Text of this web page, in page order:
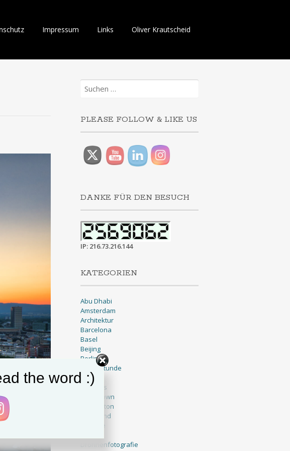
Impressum Links Oliver Krautscheid
Suchen
nach:
PLEASE FOLLOW & LIKE US
DANKE FÜR DEN BESUCH
IP: 216.73.216.144
KATEGORIEN
Abu Dhabi
Amsterdam
Architektur
Barcelona
Basel
Beijing
Berlin
Blaue Stunde
BNW
Brussels
Cape Town
Charleston
Cleveland
Cologne
Drohnenfotografie
the word :)